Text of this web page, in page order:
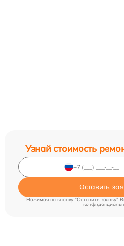
Узнай стоимость
Оставить
Нажимая на кнопку "Оставить заявку"